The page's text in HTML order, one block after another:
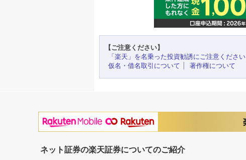
【ご注意ください】
「楽天」を名乗った投資勧誘にご注意ください
仮名・借名取引について
著作権について
ネット証券の楽天証券についてのご紹介